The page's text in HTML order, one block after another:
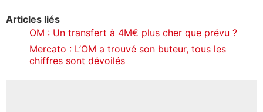
Articles liés
OM : Un transfert à 4M€ plus cher que prévu ?
Mercato : L’OM a trouvé son buteur, tous les
chiffres sont dévoilés